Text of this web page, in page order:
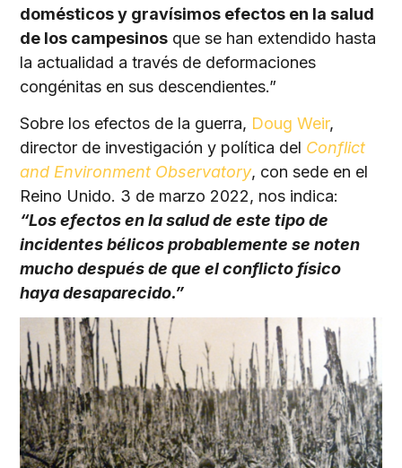
domésticos y gravísimos efectos en la salud
de los campesinos que se han extendido hasta
la actualidad a través de deformaciones
congénitas en sus descendientes.”
Sobre los efectos de la guerra, Doug Weir,
director de investigación y política del Conflict
and Environment Observatory, con sede en el
Reino Unido. 3 de marzo 2022, nos indica:
“Los efectos en la salud de este tipo de
incidentes bélicos probablemente se noten
mucho después de que el conflicto físico
haya desaparecido.”